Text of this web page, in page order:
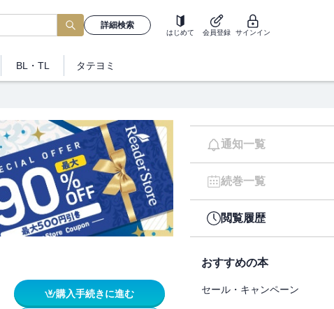
詳細検索
はじめて 会員登録 サインイン
BL・TL タテヨミ
購入手続きに進む
通知一覧
続巻一覧
閲覧履歴
おすすめの本
セール・キャンペーン